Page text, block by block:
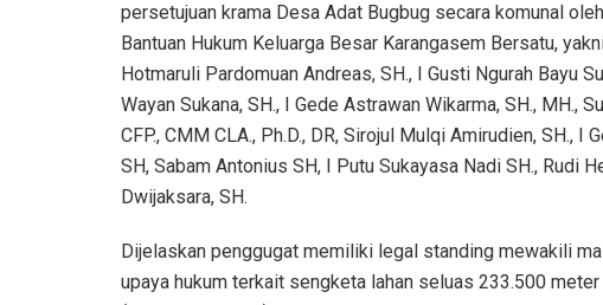
persetujuan krama Desa Adat Bugbug secara komunal
Bantuan Hukum Keluarga Besar Karangasem Bersatu,
Hotmaruli Pardomuan Andreas, SH., I Gusti Ngurah Bayu
Wayan Sukana, SH., I Gede Astrawan Wikarma, SH., MH.,
CFP., CMM CLA., Ph.D., DR, Sirojul Mulqi Amirudien, SH., I
SH, Sabam Antonius SH, I Putu Sukayasa Nadi SH., Rudi
Dwijaksara, SH.
Dijelaskan penggugat memiliki legal standing mewakili
upaya hukum terkait sengketa lahan seluas 233.500